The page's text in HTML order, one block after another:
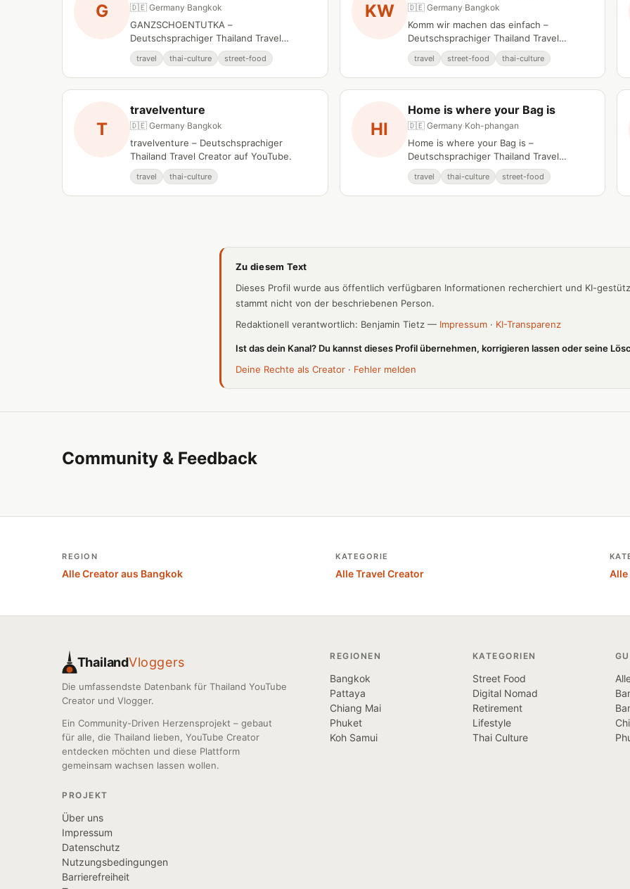
G 🇩🇪 Germany·Bangkok
GANZSCHOENTUTKA –
Deutschsprachiger Thailand Travel
Creator auf YouTube.
travel thai-culture street-food
KW 🇩🇪 Germany·Bangkok
Komm wir machen das einfach –
Deutschsprachiger Thailand Travel
Creator auf YouTube.
travel street-food thai-culture
T
travelventure
🇩🇪 Germany·Bangkok
travelventure – Deutschsprachiger
Thailand Travel Creator auf YouTube.
travel thai-culture
HI
Home is where your Bag is
🇩🇪 Germany·Koh-phangan
Home is where your Bag is –
Deutschsprachiger Thailand Travel
Creator auf YouTube.
travel thai-culture street-food
Zu diesem Text
Dieses Profil wurde aus öffentlich verfügbaren Informationen recherchiert und KI-
stammt nicht von der beschriebenen Person.
Redaktionell verantwortlich: Benjamin Tietz — Impressum · KI-Transparenz
Ist das dein Kanal? Du kannst dieses Profil übernehmen, korrigieren lassen oder seine
Deine Rechte als Creator · Fehler melden
Community & Feedback
REGION
Alle Creator aus Bangkok
KATEGORIE
Alle Travel Creator
ThailandVloggers
Die umfassendste Datenbank für Thailand YouTube
Creator und Vlogger.
Ein Community-Driven Herzensprojekt – gebaut
für alle, die Thailand lieben, YouTube Creator
entdecken möchten und diese Plattform
gemeinsam wachsen lassen wollen.
REGIONEN
Bangkok
Pattaya
Chiang Mai
Phuket
Koh Samui
KATEGORIEN
Street Food
Digital Nomad
Retirement
Lifestyle
Thai Culture
PROJEKT
Über uns
Impressum
Datenschutz
Nutzungsbedingungen
Barrierefreiheit